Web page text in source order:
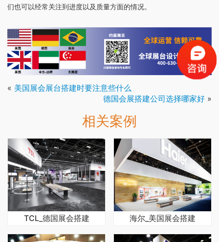
们也可以经常关注到进度以及质量方面的情况。
« 美国展会展台搭建时要注意些什么
德国会展搭建公司选择哪家好 »
相关案例
TCL_德国展会搭建 海尔_美国展会搭建